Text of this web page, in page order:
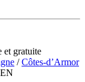
et gratuite
/Côtes-d’Armor